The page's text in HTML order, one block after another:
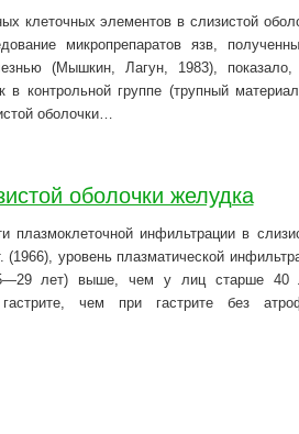
клеточных элементов в слизистой
микропрепаратов язв,
(Мышкин, Лагун, 1983), показало,
в контрольной группе (трупный
оболочки…
оболочки желудка
плазмоклеточной инфильтрации в
уровень плазматической
лет) выше, чем у лиц старше 40
чем при гастрите без